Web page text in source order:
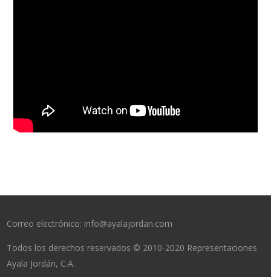
Correo electrónico: info@ayalajordan.com
Todos los derechos reservados © 2010-2020 Representaciones
Ayala Jordán, C.A.